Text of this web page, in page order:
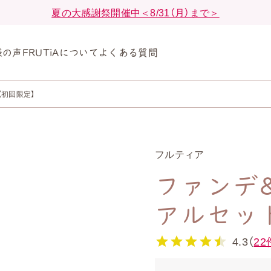
夏の大感謝祭開催中＜8/31（月）まで＞
声FRUTiAについてよくある質問
回限定】
フルティア
ファン
アルセッ
4.3（22